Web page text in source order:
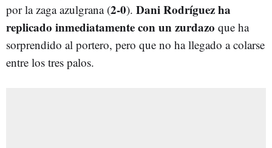
por la zaga azulgrana (2-0). Dani Rodríguez ha
replicado inmediatamente con un zurdazo que ha
sorprendido al portero, pero que no ha llegado a colarse
entre los tres palos.